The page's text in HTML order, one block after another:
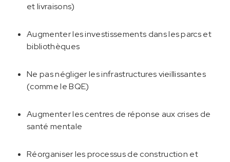
et livraisons)
Augmenter les investissements dans les parcs et
bibliothèques
Ne pas négliger les infrastructures vieillissantes
(comme le BQE)
Augmenter les centres de réponse aux crises de
santé mentale
Réorganiser les processus de construction et